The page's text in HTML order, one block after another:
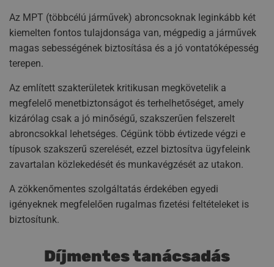
Díjmentes tanácsadás
Az MPT (többcélú járművek) abroncsoknak leginkább két
kiemelten fontos tulajdonsága van, mégpedig a járművek
magas sebességének biztosítása és a jó vontatóképesség
terepen.
Az említett szakterületek kritikusan megkövetelik a
megfelelő menetbiztonságot és terhelhetőséget, amely
kizárólag csak a jó minőségű, szakszerűen felszerelt
abroncsokkal lehetséges. Cégünk több évtizede végzi e
típusok szakszerű szerelését, ezzel biztosítva ügyfeleink
zavartalan közlekedését és munkavégzését az utakon.
A zökkenőmentes szolgáltatás érdekében egyedi
igényeknek megfelelően rugalmas fizetési feltételeket is
biztosítunk.